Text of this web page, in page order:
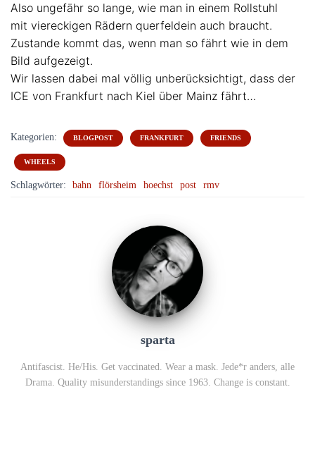
Also ungefähr so lange, wie man in einem Rollstuhl
mit viereckigen Rädern querfeldein auch braucht.
Zustande kommt das, wenn man so fährt wie in dem
Bild aufgezeigt.
Wir lassen dabei mal völlig unberücksichtigt, dass der
ICE von Frankfurt nach Kiel über Mainz fährt…
Kategorien: BLOGPOST FRANKFURT FRIENDS
WHEELS
Schlagwörter: bahn flörsheim hoechst post rmv
sparta
Antifascist. He/His. Get vaccinated. Wear a mask. Jede*r anders, alle
Drama. Quality misunderstandings since 1963. Change is constant.